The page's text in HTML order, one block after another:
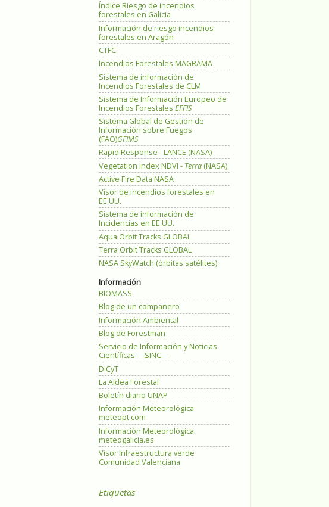
Índice Riesgo de incendios
forestales en Galicia
Información de riesgo incendios
forestales en Aragón
CTFC
Incendios Forestales MAGRAMA
Sistema de información de
Incendios Forestales de CLM
Sistema de Información Europeo de
Incendios Forestales EFFIS
Sistema Global de Gestión de
Información sobre Fuegos
(FAO)GFIMS
Rapid Response - LANCE (NASA)
Vegetation Index NDVI - Terra (NASA)
Active Fire Data NASA
Visor de incendios forestales en
EE.UU.
Sistema de información de
Incidencias en EE.UU.
Aqua Orbit Tracks GLOBAL
Terra Orbit Tracks GLOBAL
NASA SkyWatch (órbitas satélites)
Información
BIOMASS
Blog de un compañero
Información Ambiental
Blog de Forestman
Servicio de Información y Noticias
Científicas —SINC—
DiCyT
La Aldea Forestal
Boletín diario UNAP
Información Meteorológica
meteopt.com
Información Meteorológica
meteogalicia.es
Visor Infraestructura verde
Comunidad Valenciana
Etiquetas